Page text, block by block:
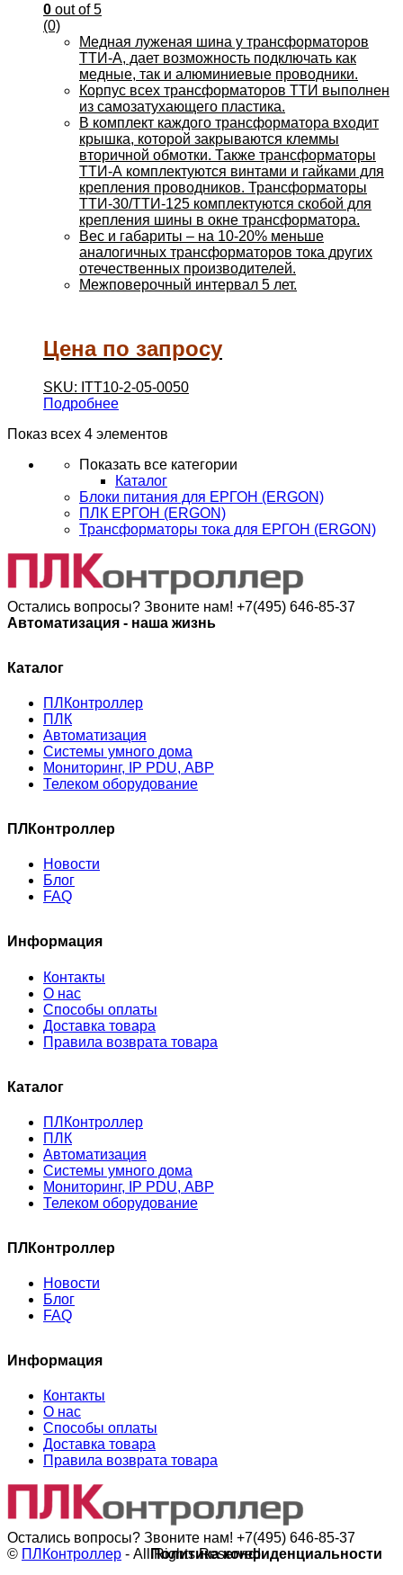
0 out of 5
(0)
Медная луженая шина у трансформаторов
ТТИ-А, дает возможность подключать как
медные, так и алюминиевые проводники.
Корпус всех трансформаторов ТТИ выполнен
из самозатухающего пластика.
В комплект каждого трансформатора входит
крышка, которой закрываются клеммы
вторичной обмотки. Также трансформаторы
ТТИ-А комплектуются винтами и гайками для
крепления проводников. Трансформаторы
ТТИ-30/ТТИ-125 комплектуются скобой для
крепления шины в окне трансформатора.
Вес и габариты – на 10-20% меньше
аналогичных трансформаторов тока других
отечественных производителей.
Межповерочный интервал 5 лет.
Цена по запросу
SKU: ITT10-2-05-0050
Подробнее
Показ всех 4 элементов
Показать все категории
Каталог
Блоки питания для ЕРГОН (ERGON)
ПЛК ЕРГОН (ERGON)
Трансформаторы тока для ЕРГОН (ERGON)
Остались вопросы? Звоните нам! +7(495) 646-85-37
Автоматизация - наша жизнь
Каталог
ПЛКонтроллер
ПЛК
Автоматизация
Системы умного дома
Мониторинг, IP PDU, АВР
Телеком оборудование
ПЛКонтроллер
Новости
Блог
FAQ
Информация
Контакты
О нас
Способы оплаты
Доставка товара
Правила возврата товара
Каталог
ПЛКонтроллер
ПЛК
Автоматизация
Системы умного дома
Мониторинг, IP PDU, АВР
Телеком оборудование
ПЛКонтроллер
Новости
Блог
FAQ
Информация
Контакты
О нас
Способы оплаты
Доставка товара
Правила возврата товара
Остались вопросы? Звоните нам! +7(495) 646-85-37
© ПЛКонтроллер - All Rights Reserved
Политика конфиденциальности